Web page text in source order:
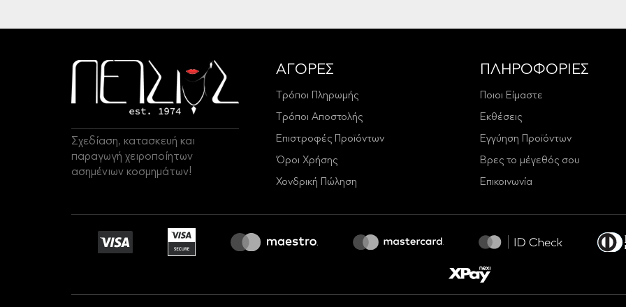
Σχεδίαση, κατασκευή και
παραγωγή χειροποίητων
ασημένιων κοσμημάτων!
ΑΓΟΡΕΣ
Τρόποι Πληρωμής
Τρόποι Αποστολής
Επιστροφές Προϊόντων
Όροι Χρήσης
Χονδρική Πώληση
ΠΛΗΡΟΦΟΡΙΕΣ
Ποιοι Είμαστε
Εκθέσεις
Εγγύηση Προϊόντων
Βρες το μέγεθός σου
Επικοινωνία